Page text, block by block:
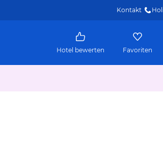
Kontakt
Hotel bewerten Favoriten